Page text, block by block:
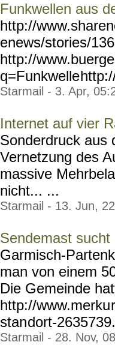
Funkwellen aus
http://
enews/stories/
http://
q=Funkwelle
Starmail - 3. Apr,
Internet auf vier
Sonderdruck aus
Vernetzung des
massive
nicht... ...
Starmail - 13. Jun,
Sendemast sucht
Garmisch-
man von einem
Die Gemeinde
http://www.merku
standort-
Starmail - 28. Nov,